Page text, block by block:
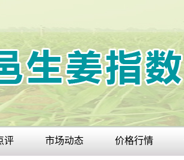
评 市场动态 价格行情